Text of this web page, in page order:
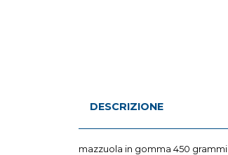
DESCRIZIONE
mazzuola in gomma 450 grammi